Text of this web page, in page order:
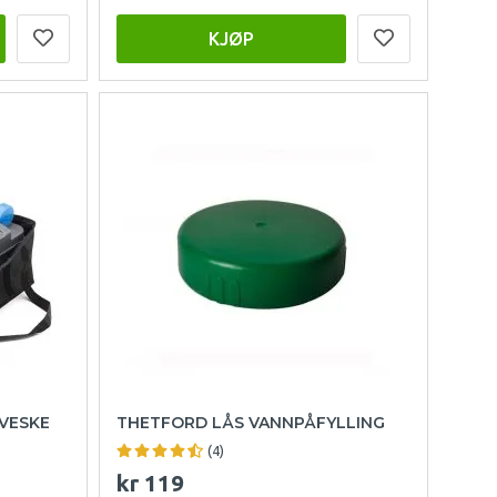
KJØP
THETFORD LÅS VANNPÅFYLLING
(4)
kr 119